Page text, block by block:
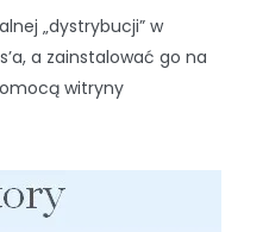
„dystrybucji” w
a zainstalować go na
witryny